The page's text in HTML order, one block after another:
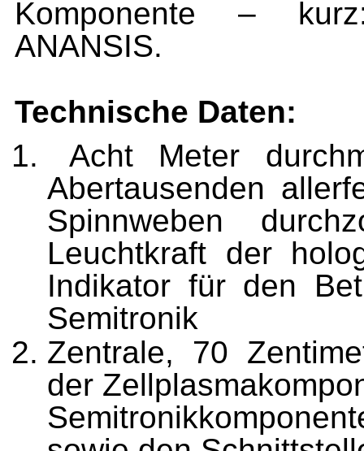
Komponente –
ANANSIS.
Technische Daten:
Acht Meter
Abertausenden
Spinnweben
Leuchtkraft der
Indikator für den
Semitronik
Zentrale, 70
der